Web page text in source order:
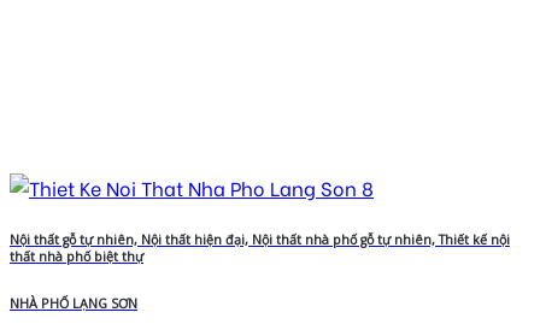
Nội thất gỗ tự nhiên, Nội thất hiện đại, Nội thất nhà phố gỗ tự nhiên, Thiết kế nội
thất nhà phố biệt thự
NHÀ PHỐ LẠNG SƠN